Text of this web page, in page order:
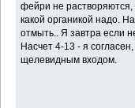
фейри не
какой органикой надо.
отмыть.. Я завтра если
Насчет 4-13 - я
щелевидным входом.